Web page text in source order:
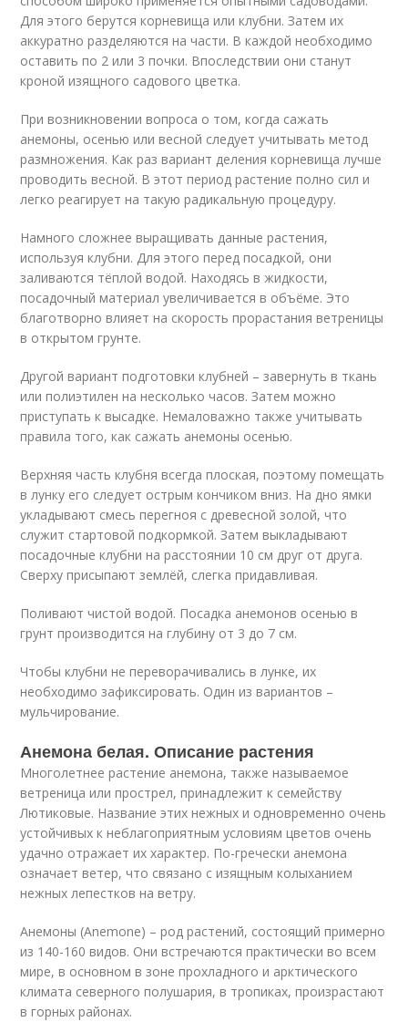
Для этого берутся корневища или клубни. Затем их
аккуратно разделяются на части. В каждой необходимо
оставить по 2 или 3 почки. Впоследствии они станут
кроной изящного садового цветка.
При возникновении вопроса о том, когда сажать
анемоны, осенью или весной следует учитывать метод
размножения. Как раз вариант деления корневища лучше
проводить весной. В этот период растение полно сил и
легко реагирует на такую радикальную процедуру.
Намного сложнее выращивать данные растения,
используя клубни. Для этого перед посадкой, они
заливаются тёплой водой. Находясь в жидкости,
посадочный материал увеличивается в объёме. Это
благотворно влияет на скорость прорастания ветреницы
в открытом грунте.
Другой вариант подготовки клубней – завернуть в ткань
или полиэтилен на несколько часов. Затем можно
приступать к высадке. Немаловажно также учитывать
правила того, как сажать анемоны осенью.
Верхняя часть клубня всегда плоская, поэтому помещать
в лунку его следует острым кончиком вниз. На дно ямки
укладывают смесь перегноя с древесной золой, что
служит стартовой подкормкой. Затем выкладывают
посадочные клубни на расстоянии 10 см друг от друга.
Сверху присыпают землёй, слегка придавливая.
Поливают чистой водой. Посадка анемонов осенью в
грунт производится на глубину от 3 до 7 см.
Чтобы клубни не переворачивались в лунке, их
необходимо зафиксировать. Один из вариантов –
мульчирование.
Анемона белая. Описание растения
Многолетнее растение анемона, также называемое
ветреница или прострел, принадлежит к семейству
Лютиковые. Название этих нежных и одновременно очень
устойчивых к неблагоприятным условиям цветов очень
удачно отражает их характер. По-гречески анемона
означает ветер, что связано с изящным колыханием
нежных лепестков на ветру.
Анемоны (Anemone) – род растений, состоящий примерно
из 140-160 видов. Они встречаются практически во всем
мире, в основном в зоне прохладного и арктического
климата северного полушария, в тропиках, произрастают
в горных районах.